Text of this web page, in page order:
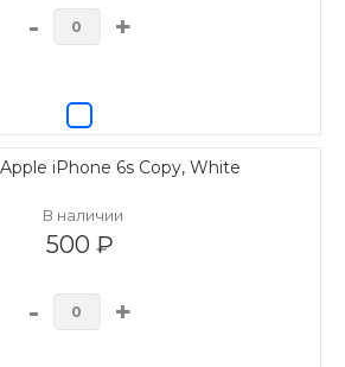
- +
iPhone 6s Copy, White
В наличии
500 ₽
- +